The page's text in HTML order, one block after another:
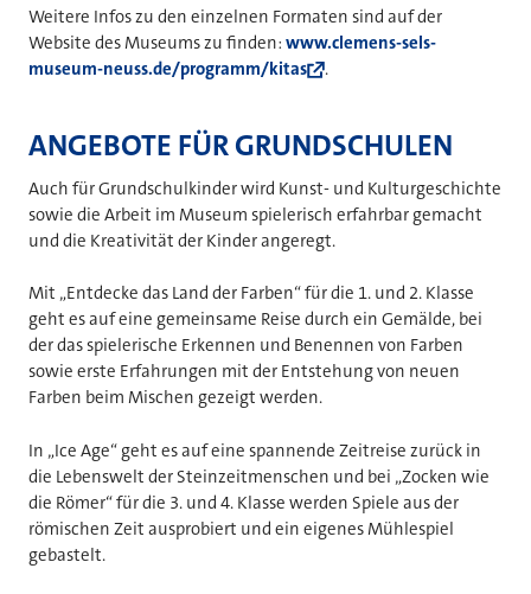
Weitere Infos zu den einzelnen Formaten sind auf der
Website des Museums zu finden: www.clemens-sels-
museum-neuss.de/programm/kitas
.
ANGEBOTE FÜR GRUNDSCHULEN
Auch für Grundschulkinder wird Kunst- und Kulturgeschichte
sowie die Arbeit im Museum spielerisch erfahrbar gemacht
und die Kreativität der Kinder angeregt.
Mit „Entdecke das Land der Farben“ für die 1. und 2. Klasse
geht es auf eine gemeinsame Reise durch ein Gemälde, bei
der das spielerische Erkennen und Benennen von Farben
sowie erste Erfahrungen mit der Entstehung von neuen
Farben beim Mischen gezeigt werden.
In „Ice Age“ geht es auf eine spannende Zeitreise zurück in
die Lebenswelt der Steinzeitmenschen und bei „Zocken wie
die Römer“ für die 3. und 4. Klasse werden Spiele aus der
römischen Zeit ausprobiert und ein eigenes Mühlespiel
gebastelt.